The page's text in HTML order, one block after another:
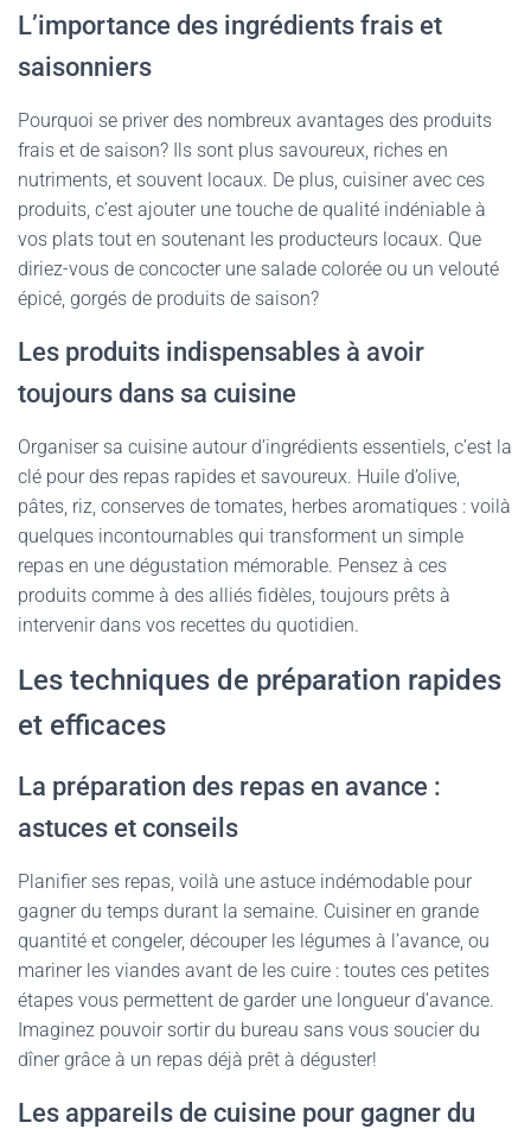
L’importance des ingrédients frais et
saisonniers
Pourquoi se priver des nombreux avantages des produits
frais et de saison? Ils sont plus savoureux, riches en
nutriments, et souvent locaux. De plus, cuisiner avec ces
produits, c’est ajouter une touche de qualité indéniable à
vos plats tout en soutenant les producteurs locaux. Que
diriez-vous de concocter une salade colorée ou un velouté
épicé, gorgés de produits de saison?
Les produits indispensables à avoir
toujours dans sa cuisine
Organiser sa cuisine autour d’ingrédients essentiels, c’est la
clé pour des repas rapides et savoureux. Huile d’olive,
pâtes, riz, conserves de tomates, herbes aromatiques : voilà
quelques incontournables qui transforment un simple
repas en une dégustation mémorable. Pensez à ces
produits comme à des alliés fidèles, toujours prêts à
intervenir dans vos recettes du quotidien.
Les techniques de préparation rapides
et efficaces
La préparation des repas en avance :
astuces et conseils
Planifier ses repas, voilà une astuce indémodable pour
gagner du temps durant la semaine. Cuisiner en grande
quantité et congeler, découper les légumes à l’avance, ou
mariner les viandes avant de les cuire : toutes ces petites
étapes vous permettent de garder une longueur d’avance.
Imaginez pouvoir sortir du bureau sans vous soucier du
dîner grâce à un repas déjà prêt à déguster!
Les appareils de cuisine pour gagner du